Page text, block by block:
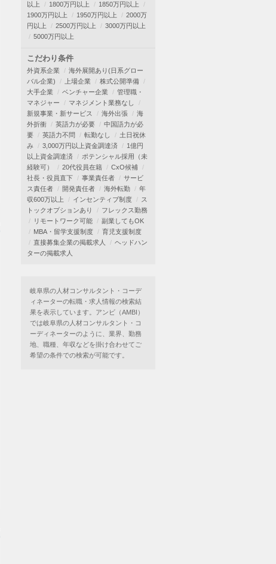
以上
1800万円以上
1850万円以上
1900万円以上
1950万円以上
2000万
円以上
2500万円以上
3000万円以上
5000万円以上
こだわり条件
外資系企業
海外展開あり(日系グロー
バル企業)
上場企業
株式公開準備
大手企業
ベンチャー企業
管理職・
マネジャー
マネジメント業務なし
新規事業・新サービス
海外出張
海
外折衝
英語力が必要
中国語力が必
要
英語力不問 転勤なし
土日祝休
み
3,000万円以上資金調達済
1億円
以上資金調達済
ポテンシャル採用（未
経験可）
20代役員在籍
CxO候補
社長・役員直下
事業責任者
サービ
ス責任者
開発責任者 海外転勤
年
収600万以上
インセンティブ制度
ス
トックオプションあり
フレックス勤務
リモートワーク可能
副業してもOK
MBA・留学支援制度
育児支援制度
直接募集企業の掲載求人
ヘッドハン
ターの掲載求人
岐阜県の人材コンサルタント・コーデ
ィネーターの転職・求人情報の検索結
果を表示しています。アンビ（AMBI）
では岐阜県の人材コンサルタント・コ
ーディネーターのように、業界、勤務
地、職種、年収などを掛け合わせてご
希望の条件での検索が可能です。